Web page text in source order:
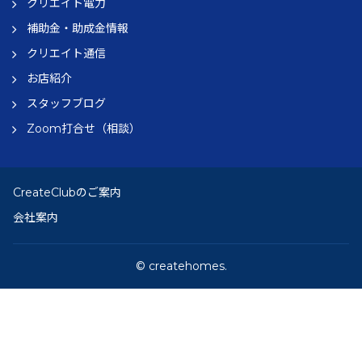
クリエイト電力
補助金・助成金情報
クリエイト通信
お店紹介
スタッフブログ
Zoom打合せ（相談）
CreateClubのご案内
会社案内
© createhomes.